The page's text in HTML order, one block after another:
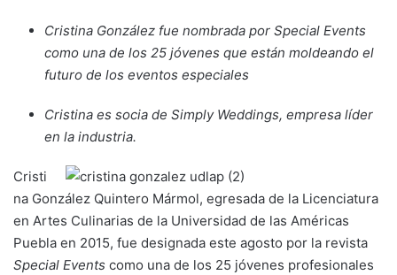
Cristina González fue nombrada por Special Events
como una de los 25 jóvenes que están moldeando el
futuro de los eventos especiales
Cristina es socia de Simply Weddings, empresa líder
en la industria.
Cristi
na González Quintero Mármol, egresada de la Licenciatura
en Artes Culinarias de la Universidad de las Américas
Puebla en 2015, fue designada este agosto por la revista
Special Events como una de los 25 jóvenes profesionales